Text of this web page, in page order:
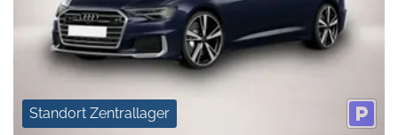
Standort Zentrallager